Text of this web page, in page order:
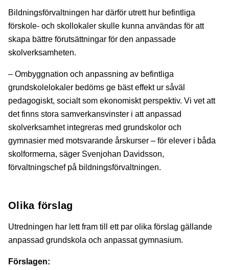
Bildningsförvaltningen har därför utrett hur befintliga
förskole- och skollokaler skulle kunna användas för att
skapa bättre förutsättningar för den anpassade
skolverksamheten.
– Ombyggnation och anpassning av befintliga
grundskolelokaler bedöms ge bäst effekt ur såväl
pedagogiskt, socialt som ekonomiskt perspektiv. Vi vet att
det finns stora samverkansvinster i att anpassad
skolverksamhet integreras med grundskolor och
gymnasier med motsvarande årskurser – för elever i båda
skolformerna, säger Svenjohan Davidsson,
förvaltningschef på bildningsförvaltningen.
Olika förslag
Utredningen har lett fram till ett par olika förslag gällande
anpassad grundskola och anpassat gymnasium.
Förslagen: